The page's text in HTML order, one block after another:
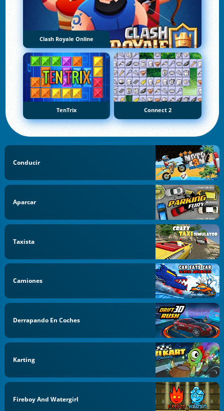
Clash Royale Online
TenTrix Connect 2
Conducir
Aparcar
Taxista
Camiones
Derrapando En Coches
Karting
Fireboy And Watergirl